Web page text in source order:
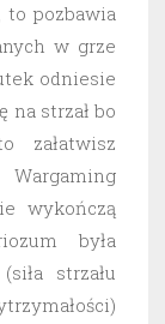
pozbawia
w grze
odniesie
na strzał bo
załatwisz
wykończą
była
strzału